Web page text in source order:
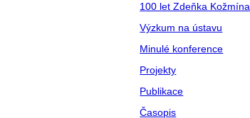
100 let Zdeňka Kožmína
Výzkum na ústavu
Minulé konference
Projekty
Publikace
Časopis